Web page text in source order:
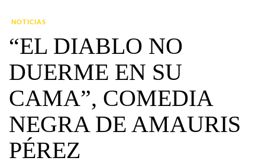
NOTICIAS
“EL DIABLO NO
DUERME EN SU
CAMA”, COMEDIA
NEGRA DE AMAURIS
PÉREZ